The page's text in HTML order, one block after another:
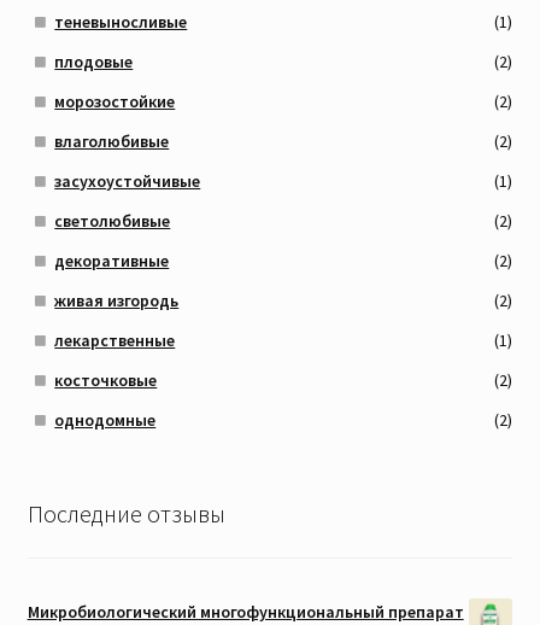
теневыносливые
(1)
плодовые
(2)
морозостойкие
(2)
влаголюбивые
(2)
засухоустойчивые
(1)
светолюбивые
(2)
декоративные
(2)
живая изгородь
(2)
лекарственные
(1)
косточковые
(2)
однодомные
(2)
Последние отзывы
Микробиологический многофункциональный препарат